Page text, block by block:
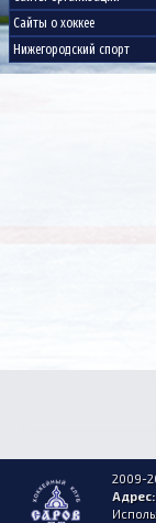
2009-
Адрес: